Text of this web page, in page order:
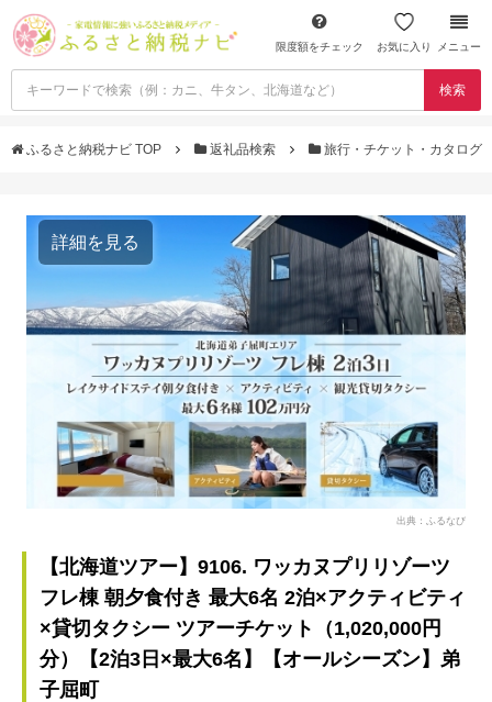
限度額をチェック お気に入り メニュー
検索
ふるさと納税ナビ TOP 返礼品検索 旅行・チケット・カタログ
詳細を見る
出典：ふるなび
【北海道ツアー】9106. ワッカヌプリリゾーツ
フレ棟 朝夕食付き 最大6名 2泊×アクティビティ
×貸切タクシー ツアーチケット（1,020,000円
分）【2泊3日×最大6名】【オールシーズン】弟
子屈町